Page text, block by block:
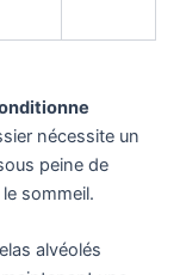
nécessite un
peine de
sommeil.
alvéolés